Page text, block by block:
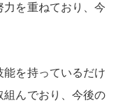
を重ねており、今
を持っているだけ
組んでおり、今後の